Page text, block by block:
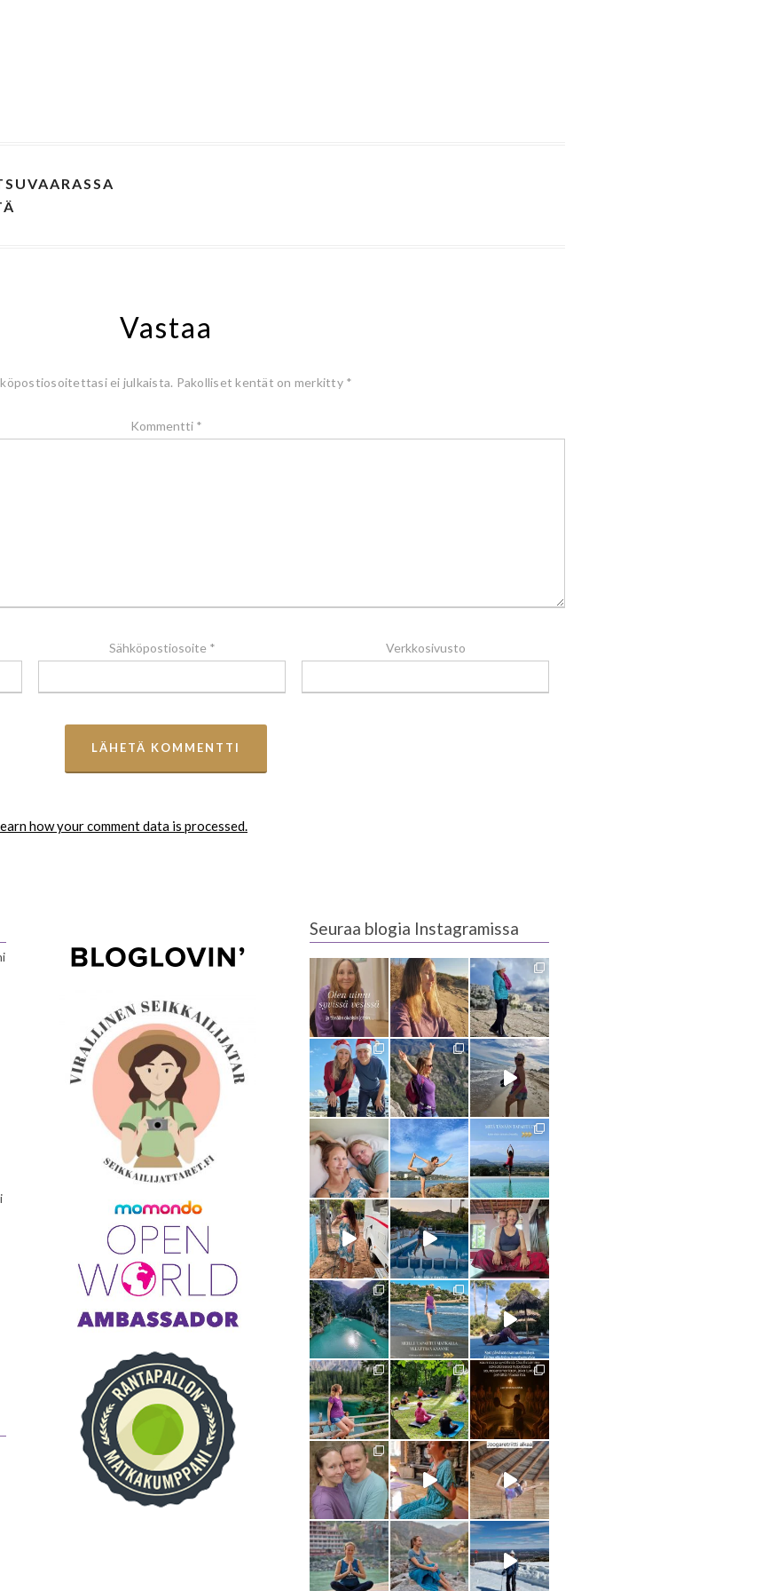
Vastaa
ei julkaista. Pakolliset kentät on merkitty *
Kommentti *
Sähköpostiosoite * Verkkosivusto
how your comment data is processed.
Seuraa blogia Instagramissa